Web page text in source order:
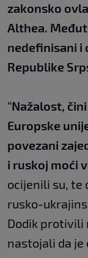
zakonsko
Althea.
nedefinisani i
Republike
“Nažalost,
Europske
povezani
i ruskoj moći
ocijenili su, te
rusko-
Dodik protivili
nastojali da